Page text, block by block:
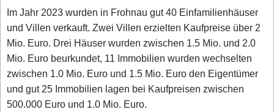
Im Jahr 2023 wurden in Frohnau gut 40 Einfamilienhäuser
und Villen verkauft. Zwei Villen erzielten Kaufpreise über 2
Mio. Euro. Drei Häuser wurden zwischen 1.5 Mio. und 2.0
Mio. Euro beurkundet, 11 Immobilien wurden wechselten
zwischen 1.0 Mio. Euro und 1.5 Mio. Euro den Eigentümer
und gut 25 Immobilien lagen bei Kaufpreisen zwischen
500.000 Euro und 1.0 Mio. Euro.